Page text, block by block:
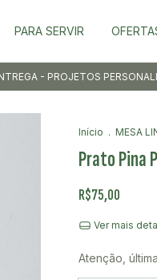
PARA SERVIR
- PROJETOS
Início . MESA
Prato Pina
R$75,00
Ver mais
Atenção,